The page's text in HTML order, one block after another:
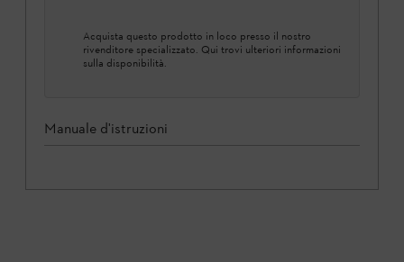
Acquista questo prodotto in loco presso il nostro
rivenditore specializzato. Qui trovi ulteriori informazioni
sulla disponibilità.
Manuale d'istruzioni